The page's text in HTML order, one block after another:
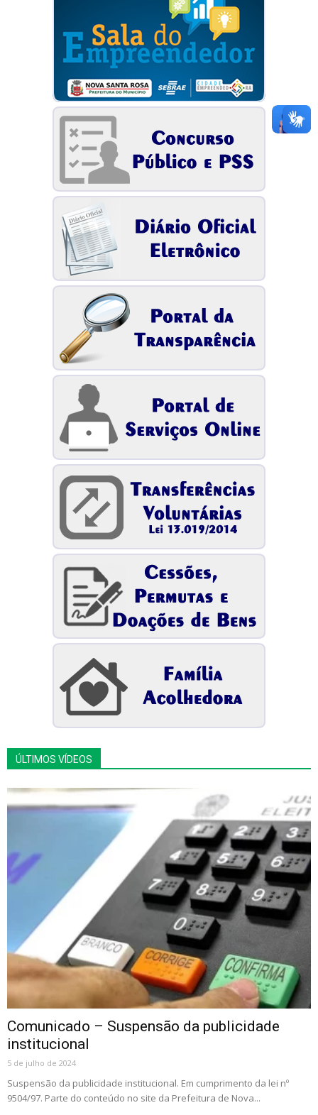
ÚLTIMOS VÍDEOS
Comunicado – Suspensão da publicidade
institucional
5 de julho de 2024
Suspensão da publicidade institucional. Em cumprimento da lei nº
9504/97. Parte do conteúdo no site da Prefeitura de Nova...